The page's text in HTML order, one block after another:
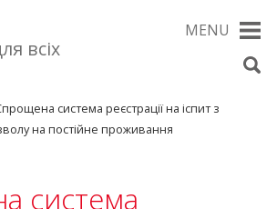
всіх
MENU
система реєстрації на іспит з
на постійне проживання
система